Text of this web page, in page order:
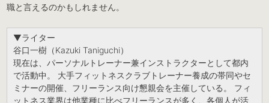
職と言えるのかもしれません。
▼ライター
谷口一樹（Kazuki Taniguchi）
現在は、パーソナルトレーナー兼インストラクターとして都内
で活動中。 大手フィットネスクラブトレーナー養成の帯同やセ
ミナーの開催、フリーランス向け懇親会を主催している。 フィ
ットネス業界は他業種に比べフリーランスが多く、各個人が活